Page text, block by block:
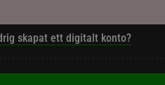
skapat ett digitalt konto?